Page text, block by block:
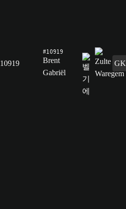
10919
#10919
Brent
Gabriël
GK